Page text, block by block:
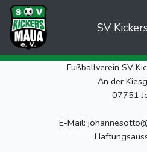
SV
Fußballverein SV
An der
07751
E-Mail: